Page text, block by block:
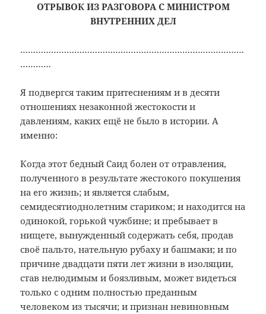
ОТРЫВОК ИЗ РАЗГОВОРА С МИНИСТРОМ
ВНУТРЕННИХ ДЕЛ
……………………………………………………………………………
…………
Я подвергся таким притеснениям и в десяти
отношениях незаконной жестокости и
давлениям, каких ещё не было в истории. А
именно:
Когда этот бедный Саид болен от отравления,
полученного в результате жестокого покушения
на его жизнь; и является слабым,
семидесятиоднолетним стариком; и находится на
одинокой, горькой чужбине; и пребывает в
нищете, вынужденный содержать себя, продав
своё пальто, нательную рубаху и башмаки; и по
причине двадцати пяти лет жизни в изоляции,
став нелюдимым и боязливым, может видеться
только с одним полностью преданным
человеком из тысячи; и признан невиновным